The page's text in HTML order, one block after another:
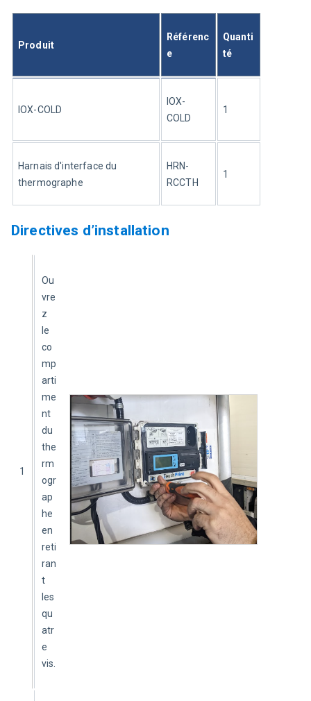
Produit
Référenc
e
Quanti
té
IOX-COLD
IOX-
COLD
1
Harnais d'interface du
thermographe
HRN-
RCCTH
1
Directives d’installation
1
Ou
vre
z
le
co
mp
arti
me
nt
du
the
rm
ogr
ap
he
en
reti
ran
t
les
qu
atr
e
vis.